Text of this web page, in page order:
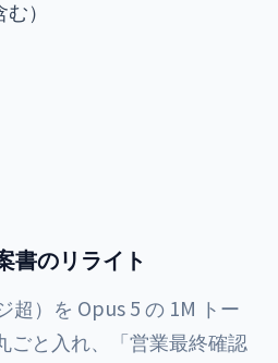
）
書のリライト
超）を Opus 5 の 1M トー
ごと入れ、「営業最終確認